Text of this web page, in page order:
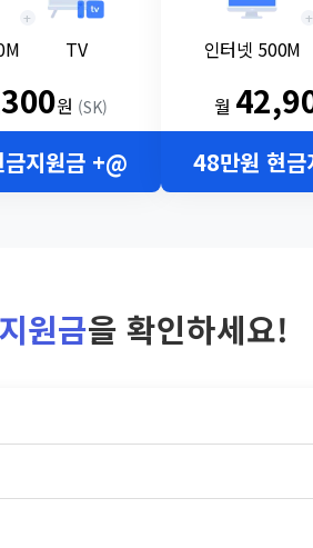
+
TV
원 (SK)
지원금 +@
인터넷 500M
+
월
48만원 현
원금을 확인하세요!